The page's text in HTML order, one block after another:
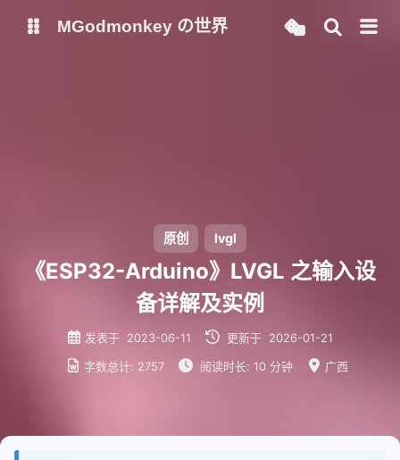
Memos 必过通原
MGodmonkey の世界
原创 lvgl
《ESP32-Arduino》LVGL 之输入设
备详解及实例
发表于 2023-06-11 更新于 2026-01-21
字数总计: 2757 阅读时长: 10 分钟 广西